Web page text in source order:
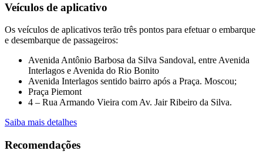
Veículos de aplicativo
Os veículos de aplicativos terão três pontos para efetuar o embarque
e desembarque de passageiros:
Avenida Antônio Barbosa da Silva Sandoval, entre Avenida
Interlagos e Avenida do Rio Bonito
Avenida Interlagos sentido bairro após a Praça. Moscou;
Praça Piemont
4 – Rua Armando Vieira com Av. Jair Ribeiro da Silva.
Saiba mais detalhes
Recomendações